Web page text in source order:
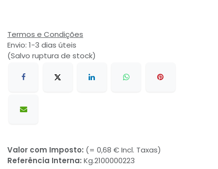
Termos e Condições
Envio: 1-3 dias úteis
(Salvo ruptura de stock)
Valor com Imposto: (= 0,68 € Incl. Taxas)
Referência Interna: Kg.2100000223